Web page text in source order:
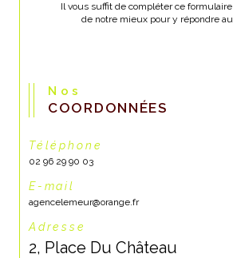
Il vous suffit de compléter ce
de notre mieux pour y répondre
Nos
COORDONNÉES
Téléphone
02 96 29 90 03
E-mail
agencelemeur@orange.fr
Adresse
2, Place Du Château